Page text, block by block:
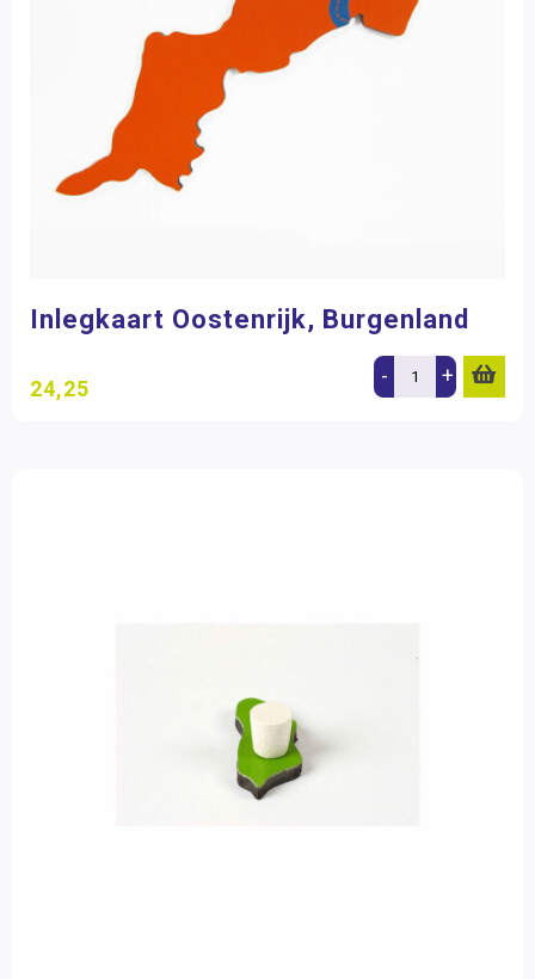
Inlegkaart Oostenrijk, Burgenland
24,25 - +